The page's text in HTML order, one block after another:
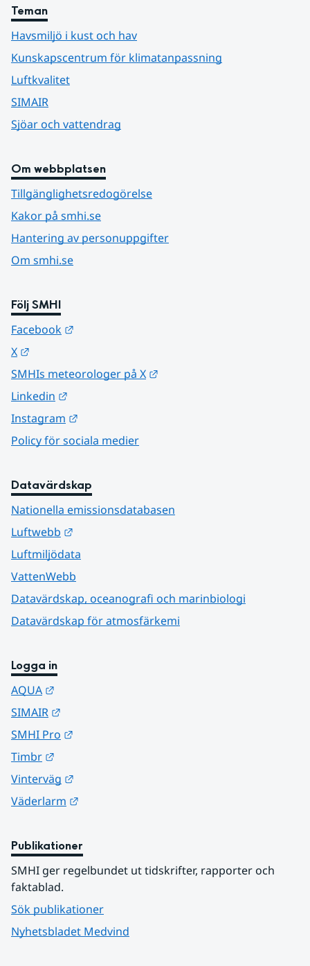
Teman
Havsmiljö i kust och hav
Kunskapscentrum för klimatanpassning
Luftkvalitet
SIMAIR
Sjöar och vattendrag
Om webbplatsen
Tillgänglighetsredogörelse
Kakor på smhi.se
Hantering av personuppgifter
Om smhi.se
Följ SMHI
Facebook
X
SMHIs meteorologer på X
Linkedin
Instagram
Policy för sociala medier
Datavärdskap
Nationella emissionsdatabasen
Luftwebb
Luftmiljödata
VattenWebb
Datavärdskap, oceanografi och marinbiologi
Datavärdskap för atmosfärkemi
Logga in
AQUA
SIMAIR
SMHI Pro
Timbr
Vinterväg
Väderlarm
Publikationer
SMHI ger regelbundet ut tidskrifter, rapporter och
faktablad.
Sök publikationer
Nyhetsbladet Medvind